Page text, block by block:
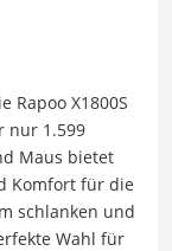
Rapoo X1800S
nur 1.599
Maus bietet
Komfort für die
schlanken und
Wahl für